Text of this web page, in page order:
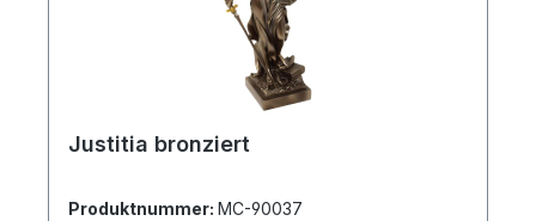
Justitia bronziert
Produktnummer: MC-90037